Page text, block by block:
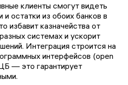
клиенты смогут видеть
и остатки из обоих банков в
избавит казначейства от
системах и ускорит
Интеграция строится на
интерфейсов (open
— это гарантирует